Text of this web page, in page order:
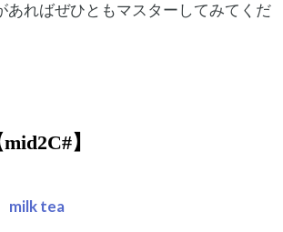
あればぜひともマスターしてみてくだ
】
milk tea